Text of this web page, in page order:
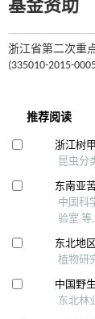
基金资助
浙江省第二次重
(335010-2015-